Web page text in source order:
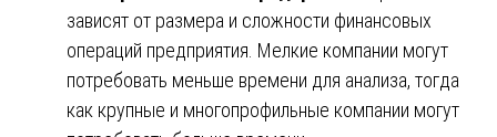
зависят от размера и сложности финансовых
операций предприятия. Мелкие компании могут
потребовать меньше времени для анализа, тогда
как крупные и многопрофильные компании могут